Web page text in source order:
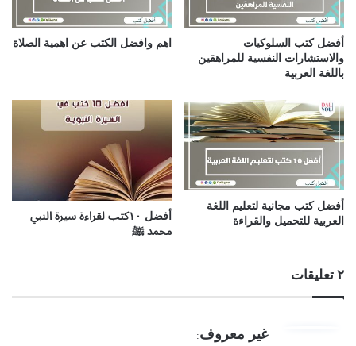
أفضل كتب السلوكيات
والاستشارات النفسية للمراهقين
باللغة العربية
اهم وافضل الكتب عن اهمية الصلاة
أفضل كتب مجانية لتعليم اللغة
العربية للتحميل والقراءة
أفضل ١٠كتب لقراءة سيرة النبي
محمد ﷺ
٢ تعليقات
ي
غير معروف: